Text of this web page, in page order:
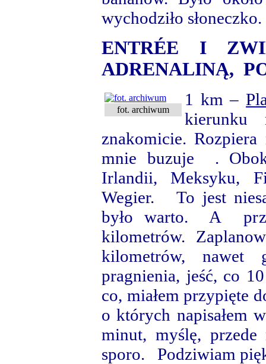
wychodziło słoneczko.
ENTRÉE I
ADRENALINĄ,
fot. archiwum
1 km –
znakomicie.
mnie buzuje .
Irlandii, Meksyku,
Wegier. To jest
było warto. A
kilometrów.
kilometrów, nawet
pragnienia, jeść, co
co, miałem przypięte
o których napisałem
minut, myślę,
sporo. Podziwiam